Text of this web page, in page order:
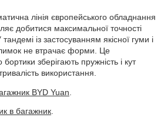
лінія європейського обладнання
добитися максимальної точності
із застосуванням якісної гуми і
не втрачає форми. Це
зберігають пружність і кут
використання.
BYD Yuan
в багажник